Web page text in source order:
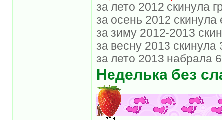
за лето 2012 скинула
за осень 2012 скинула
за зиму 2012-2013
за весну 2013 скинула
за лето 2013 набрала
Неделька без